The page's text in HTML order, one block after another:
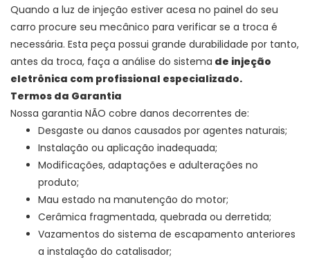
Quando a luz de injeção estiver acesa no painel do seu
carro procure seu mecânico para verificar se a troca é
necessária. Esta peça possui grande durabilidade por tanto,
antes da troca, faça a análise do sistema de injeção
eletrônica com profissional especializado.
Termos da Garantia
Nossa garantia NÃO cobre danos decorrentes de:
Desgaste ou danos causados por agentes naturais;
Instalação ou aplicação inadequada;
Modificações, adaptações e adulterações no
produto;
Mau estado na manutenção do motor;
Cerâmica fragmentada, quebrada ou derretida;
Vazamentos do sistema de escapamento anteriores
a instalação do catalisador;